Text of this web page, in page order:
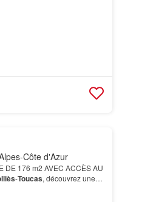
Côte d'Azur
DE 176 m2 AVEC ACCÈS AU
-Toucas, découvrez une
avec